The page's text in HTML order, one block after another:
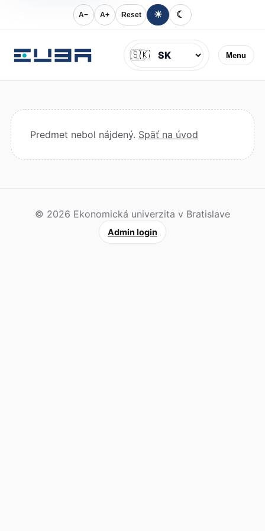
A− A+ Reset ☀ ☾
Menu
Jazyk
🇸🇰
Predmet nebol nájdený. Späť na úvod
© 2026 Ekonomická univerzita v Bratislave
Admin login